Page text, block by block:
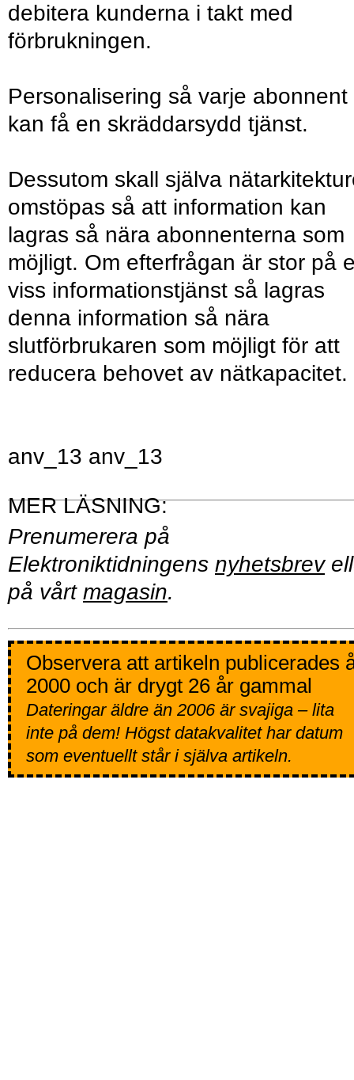
debitera kunderna i takt med
förbrukningen.
Personalisering så varje abonnent
kan få en skräddarsydd tjänst.
Dessutom skall själva
omstöpas så att information kan
lagras så nära abonnenterna som
möjligt. Om efterfrågan är stor på
viss informationstjänst så lagras
denna information så nära
slutförbrukaren som möjligt för att
reducera behovet av nätkapacitet.
anv_13 anv_13
Prenumerera på
Elektroniktidningens nyhetsbrev
på vårt magasin.
Observera att artikeln publicerades
2000 och är drygt 26 år gammal
Dateringar äldre än 2006 är svajiga – lita
inte på dem! Högst datakvalitet har datum
som eventuellt står i själva artikeln.